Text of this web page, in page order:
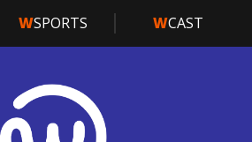
WSPORTS WCAST